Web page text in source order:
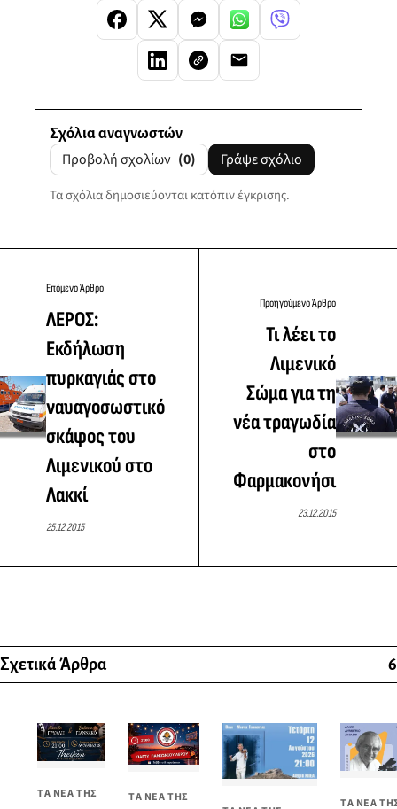
Σχόλια αναγνωστών
Προβολή σχολίων (0) Γράψε σχόλιο
Τα σχόλια δημοσιεύονται κατόπιν έγκρισης.
Επόμενο Άρθρο
ΛΕΡΟΣ:
Εκδήλωση
πυρκαγιάς στο
ναυαγοσωστικό
σκάφος του
Λιμενικού στο
Λακκί
25.12.2015
Προηγούμενο Άρθρο
Τι λέει το
Λιμενικό
Σώμα για τη
νέα τραγωδία
στο
Φαρμακονήσι
23.12.2015
Σχετικά Άρθρα 6
ΤΑ ΝΕΑ ΤΗΣ
ΤΑ ΝΕΑ ΤΗΣ
ΤΑ ΝΕΑ